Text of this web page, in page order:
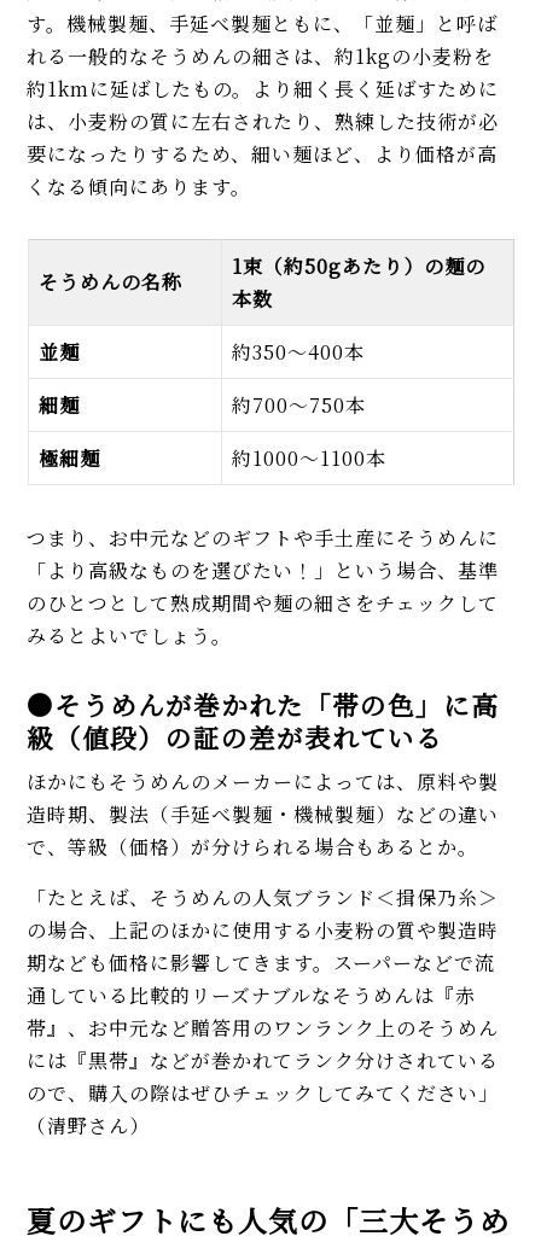
す。機械製麺、手延べ製麺ともに、「並麺」と呼ば
れる一般的なそうめんの細さは、約1kgの小麦粉を
約1kmに延ばしたもの。より細く長く延ばすために
は、小麦粉の質に左右されたり、熟練した技術が必
要になったりするため、細い麺ほど、より価格が高
くなる傾向にあります。
そうめんの名称
1束（約50gあたり）の麺の
本数
並麺
約350～400本
細麺
約700～750本
極細麺
約1000～1100本
つまり、お中元などのギフトや手土産にそうめんに
「より高級なものを選びたい！」という場合、基準
のひとつとして熟成期間や麺の細さをチェックして
みるとよいでしょう。
●そうめんが巻かれた「帯の色」に高
級（値段）の証の差が表れている
ほかにもそうめんのメーカーによっては、原料や製
造時期、製法（手延べ製麺・機械製麺）などの違い
で、等級（価格）が分けられる場合もあるとか。
「たとえば、そうめんの人気ブランド＜揖保乃糸＞
の場合、上記のほかに使用する小麦粉の質や製造時
期なども価格に影響してきます。スーパーなどで流
通している比較的リーズナブルなそうめんは『赤
帯』、お中元など贈答用のワンランク上のそうめん
には『黒帯』などが巻かれてランク分けされている
ので、購入の際はぜひチェックしてみてください」
（清野さん）
夏のギフトにも人気の「三大そうめ